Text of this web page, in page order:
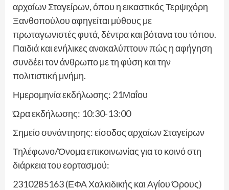
αρχαίων Σταγείρων, όπου η εικαστικός Τερψιχόρη
Ξανθοπούλου αφηγείται μύθους με
πρωταγωνιστές φυτά, δέντρα και βότανα του τόπου.
Παιδιά και ενήλικες ανακαλύπτουν πώς η αφήγηση
συνδέει τον άνθρωπο με τη φύση και την
πολιτιστική μνήμη.
Ημερομηνία εκδήλωσης: 21Μαΐου
Ώρα εκδήλωσης: 10:30-13:00
Σημείο συνάντησης: είσοδος αρχαίων Σταγείρων
Τηλέφωνο/Όνομα επικοινωνίας για το κοινό στη
διάρκεια του εορτασμού:
2310285163 (ΕΦΑ Χαλκιδικής και Αγίου Όρους)